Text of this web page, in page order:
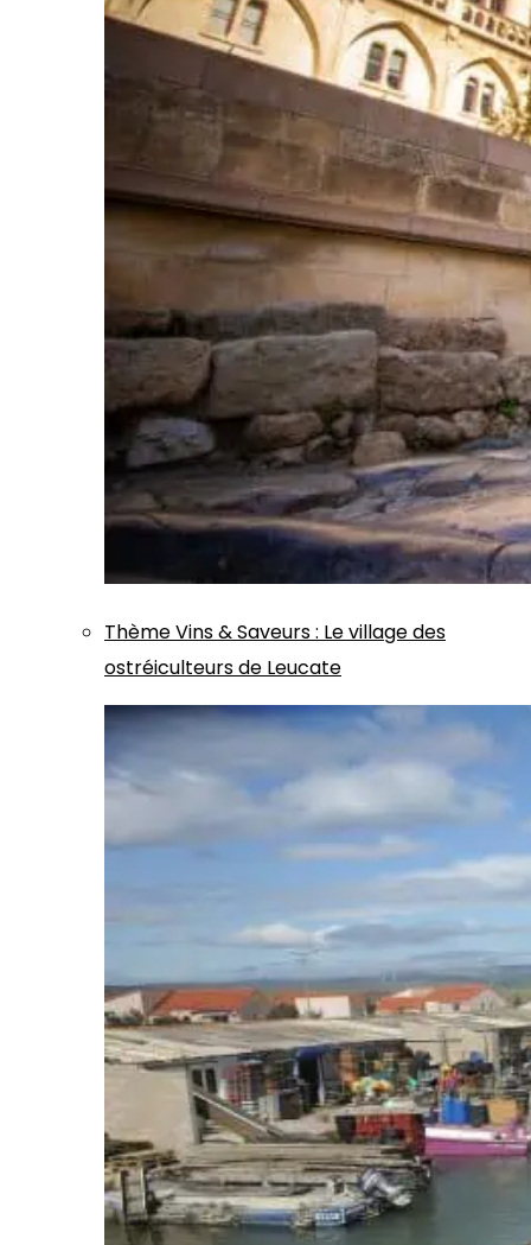
ThèmeVins & Saveurs: Le village des
ostréiculteurs de Leucate